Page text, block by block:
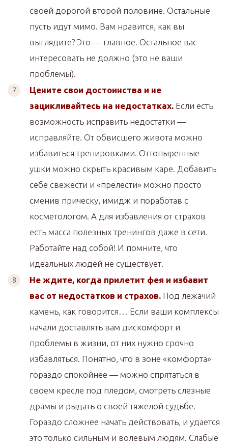
своей дорогой второй половине. Остальные
пусть идут мимо. Вам нравится, как вы
выглядите? Это — главное. Остальное вас
интересовать не должно (это не ваши
проблемы).
Цените свои достоинства и не
зацикливайтесь на недостатках. Если есть
возможность исправить недостатки —
исправляйте. От обвисшего живота можно
избавиться тренировками. Оттопыренные
ушки можно скрыть красивым каре. Добавить
себе свежести и «прелести» можно просто
сменив прическу, имидж и поработав с
косметологом. А для избавления от страхов
есть масса полезных тренингов даже в сети.
Работайте над собой! И помните, что
идеальных людей не существует.
Не ждите, когда прилетит фея и избавит
вас от недостатков и страхов. Под лежачий
камень, как говорится… Если ваши комплексы
начали доставлять вам дискомфорт и
проблемы в жизни, от них нужно срочно
избавляться. Понятно, что в зоне «комфорта»
гораздо спокойнее — можно спрятаться в
своем кресле под пледом, смотреть слезные
драмы и рыдать о своей тяжелой судьбе.
Гораздо сложнее начать действовать, и удается
это только сильным и волевым людям. Слабые